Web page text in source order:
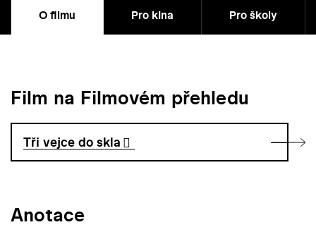
O filmu Pro kina Pro školy
Film na Filmovém přehledu
Tři vejce do skla
Anotace